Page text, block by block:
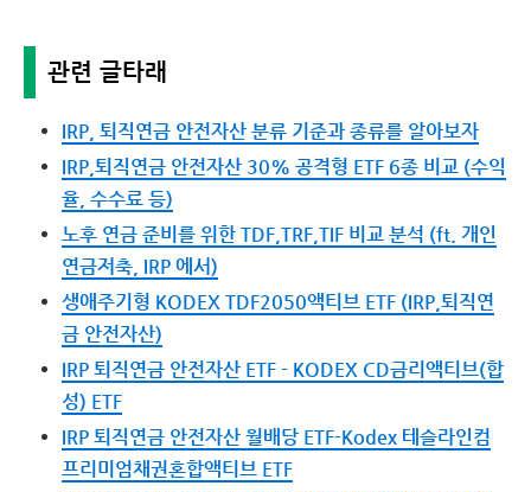
관련 글타래
IRP, 퇴직연금 안전자산 분류 기준과 종류를 알아보자
IRP,퇴직연금 안전자산 30% 공격형 ETF 6종 비교 (수익
율, 수수료 등)
노후 연금 준비를 위한 TDF,TRF,TIF 비교 분석 (ft. 개인
연금저축, IRP 에서)
생애주기형 KODEX TDF2050액티브 ETF (IRP,퇴직연
금 안전자산)
IRP 퇴직연금 안전자산 ETF - KODEX CD금리액티브(합
성) ETF
IRP 퇴직연금 안전자산 월배당 ETF-Kodex 테슬라인컴
프리미엄채권혼합액티브 ETF